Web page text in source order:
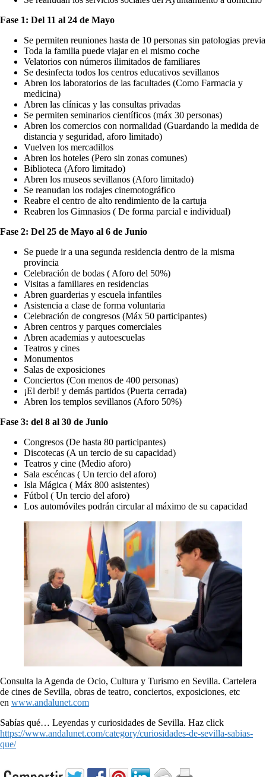
Fase 1: Del 11 al 24 de Mayo
Se permiten reuniones hasta de 10 personas sin patologias previa
Toda la familia puede viajar en el mismo coche
Velatorios con números ilimitados de familiares
Se desinfecta todos los centros educativos sevillanos
Abren los laboratorios de las facultades (Como Farmacia y
medicina)
Abren las clínicas y las consultas privadas
Se permiten seminarios científicos (máx 30 personas)
Abren los comercios con normalidad (Guardando la medida de
distancia y seguridad, aforo limitado)
Vuelven los mercadillos
Abren los hoteles (Pero sin zonas comunes)
Biblioteca (Aforo limitado)
Abren los museos sevillanos (Aforo limitado)
Se reanudan los rodajes cinemotográfico
Reabre el centro de alto rendimiento de la cartuja
Reabren los Gimnasios ( De forma parcial e individual)
Fase 2: Del 25 de Mayo al 6 de Junio
Se puede ir a una segunda residencia dentro de la misma
provincia
Celebración de bodas ( Aforo del 50%)
Visitas a familiares en residencias
Abren guarderias y escuela infantiles
Asistencia a clase de forma voluntaria
Celebración de congresos (Máx 50 participantes)
Abren centros y parques comerciales
Abren academias y autoescuelas
Teatros y cines
Monumentos
Salas de exposiciones
Conciertos (Con menos de 400 personas)
¡El derbi! y demás partidos (Puerta cerrada)
Abren los templos sevillanos (Aforo 50%)
Fase 3: del 8 al 30 de Junio
Congresos (De hasta 80 participantes)
Discotecas (A un tercio de su capacidad)
Teatros y cine (Medio aforo)
Sala escéncas ( Un tercio del aforo)
Isla Mágica ( Máx 800 asistentes)
Fútbol ( Un tercio del aforo)
Los automóviles podrán circular al máximo de su capacidad
Consulta la Agenda de Ocio, Cultura y Turismo en Sevilla. Cartelera
de cines de Sevilla, obras de teatro, conciertos, exposiciones, etc
en www.andalunet.com
Sabías qué… Leyendas y curiosidades de Sevilla. Haz click
https://www.andalunet.com/category/curiosidades-de-sevilla-sabias-
que/